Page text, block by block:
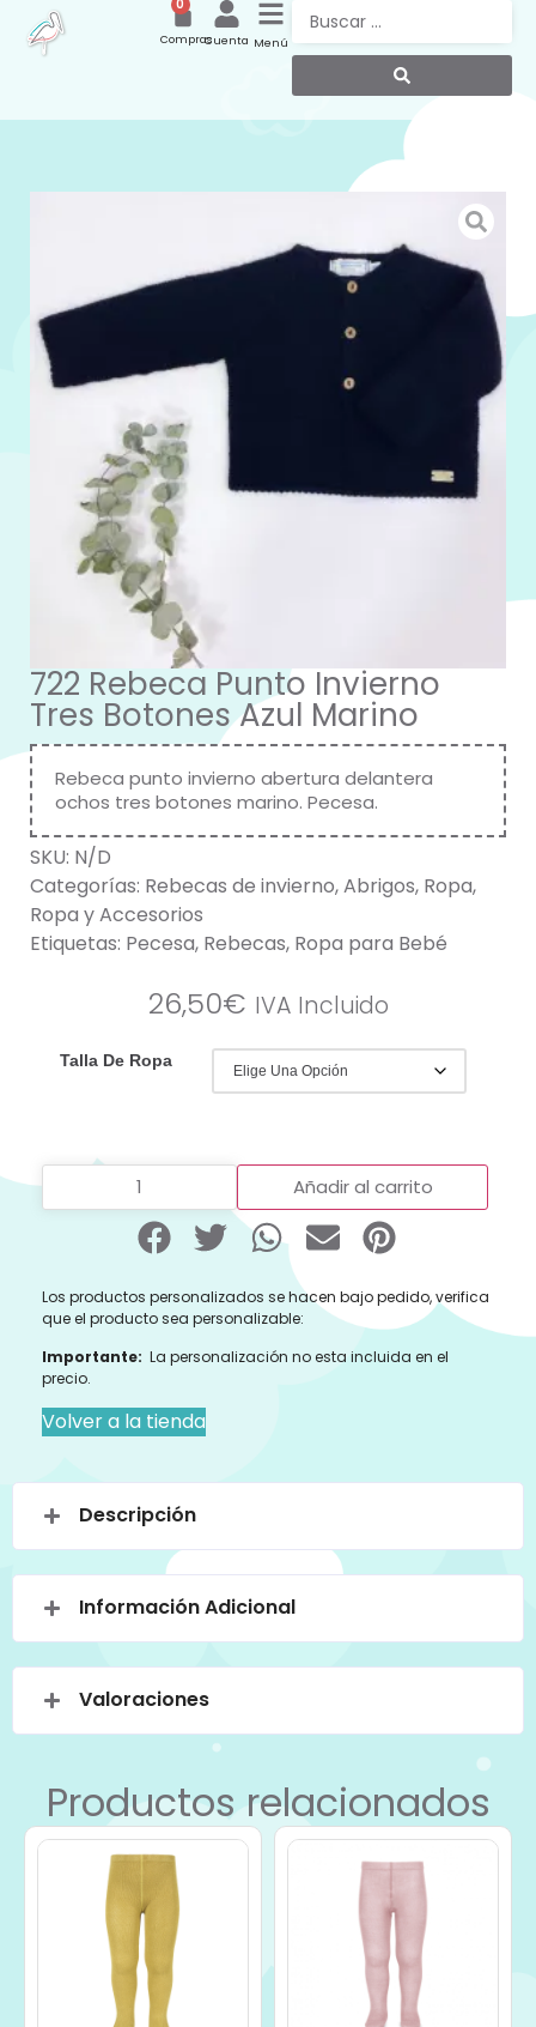
Menú
Cuenta
0
Compras
722 Rebeca Punto Invierno
Tres Botones Azul Marino
Rebeca punto invierno abertura delantera
ochos tres botones marino. Pecesa.
SKU: N/D
Categorías: Rebecas de invierno,Abrigos, Ropa,
Ropa y Accesorios
Etiquetas: Pecesa, Rebecas, Ropa para Bebé
26,50€ IVA Incluido
Talla De Ropa
Añadir al carrito
Los productos personalizados se hacen bajo pedido, verifica
que el producto sea personalizable:
Importante: La personalización no esta incluida en el
precio.
Volver a la tienda
Descripción
Información Adicional
Valoraciones
Productos relacionados